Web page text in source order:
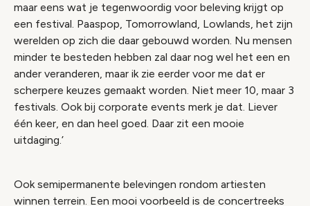
maar eens wat je tegenwoordig voor beleving krijgt op
een festival. Paaspop, Tomorrowland, Lowlands, het zijn
werelden op zich die daar gebouwd worden. Nu mensen
minder te besteden hebben zal daar nog wel het een en
ander veranderen, maar ik zie eerder voor me dat er
scherpere keuzes gemaakt worden. Niet meer 10, maar 3
festivals. Ook bij corporate events merk je dat. Liever
één keer, en dan heel goed. Daar zit een mooie
uitdaging.’
Ook semipermanente belevingen rondom artiesten
winnen terrein. Een mooi voorbeeld is de concertreeks